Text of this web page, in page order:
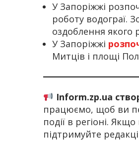
У Запоріжжі
роботу водограї.
оздоблення якого
У Запоріжжі
Митців і площі
Inform.zp.ua
працюємо, щоб ви
події в регіоні.
підтримуйте